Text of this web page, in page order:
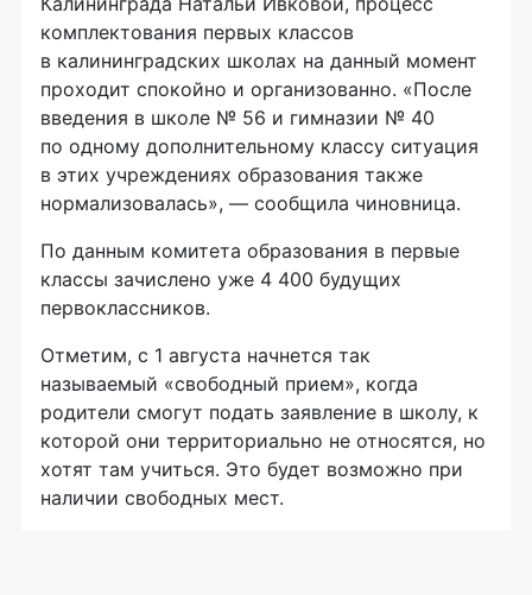
комплектования первых классов
в калининградских школах на данный момент
проходит спокойно и организованно. «После
введения в школе № 56 и гимназии № 40
по одному дополнительному классу ситуация
в этих учреждениях образования также
нормализовалась», — сообщила чиновница.
По данным комитета образования в первые
классы зачислено уже 4 400 будущих
первоклассников.
Отметим, с 1 августа начнется так
называемый «свободный прием», когда
родители смогут подать заявление в школу, к
которой они территориально не относятся, но
хотят там учиться. Это будет возможно при
наличии свободных мест.